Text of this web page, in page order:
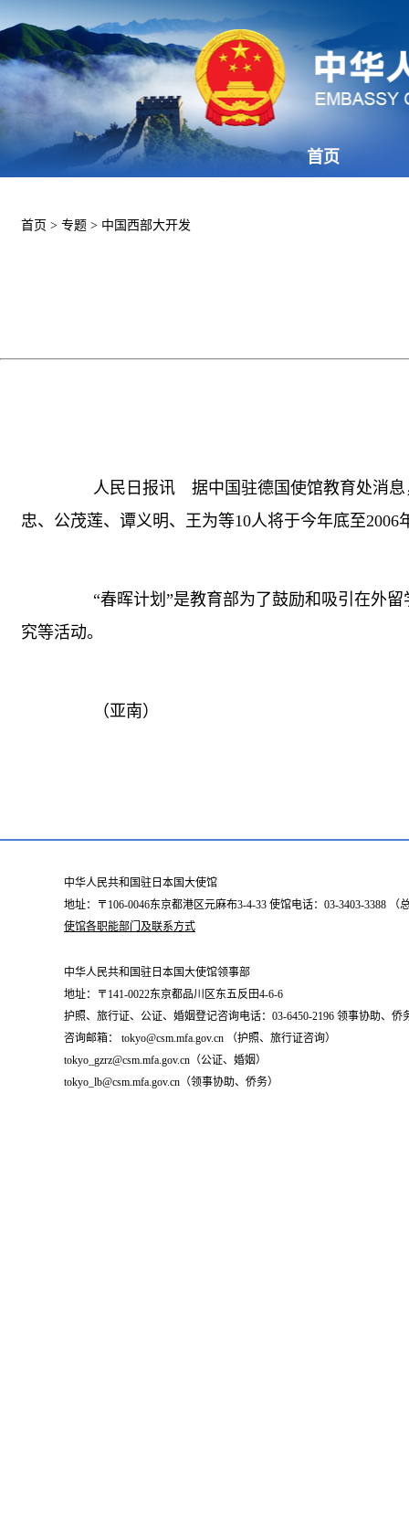
首页
首页 > 专题 > 中国西部大开发
人民日报讯 据中国驻德国使馆教育处消息，
忠、公茂莲、谭义明、王为等10人将于今年底至
“春晖计划”是教育部为了鼓励和吸引在外留
究等活动。
（亚南）
中华人民共和国驻日本国大使馆
地址：〒106-0046东京都港区元麻布3-4-33 使馆电话：03-3403-3388 （
使馆各职能部门及联系方式
中华人民共和国驻日本国大使馆领事部
地址：〒141-0022东京都品川区东五反田4-6-6
护照、旅行证、公证、婚姻登记咨询电话：03-6450-2196 领事协助、侨
咨询邮箱： tokyo@csm.mfa.gov.cn （护照、旅行证咨询）
tokyo_gzrz@csm.mfa.gov.cn（公证、婚姻）
tokyo_lb@csm.mfa.gov.cn（领事协助、侨务）